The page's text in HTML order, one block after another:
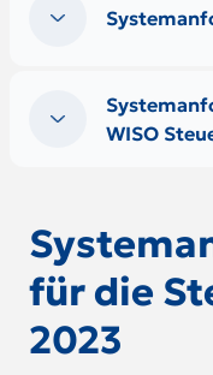
WISO
für die
2023